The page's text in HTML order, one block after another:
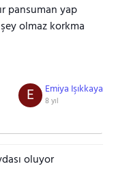
pansuman yap
olmaz korkma
Emiya Işıkkaya
8 yıl
E
oluyor